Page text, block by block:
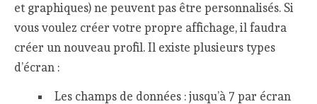
et graphiques) ne peuvent pas être personnalisés. Si
vous voulez créer votre propre affichage, il faudra
créer un nouveau profil. Il existe plusieurs types
d’écran :
Les champs de données : jusqu’à 7 par écran